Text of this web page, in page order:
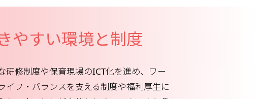
やすい環境と制度
研修制度や保育現場のICT化を進め、ワー
イフ・バランスを支える制度や福利厚生に